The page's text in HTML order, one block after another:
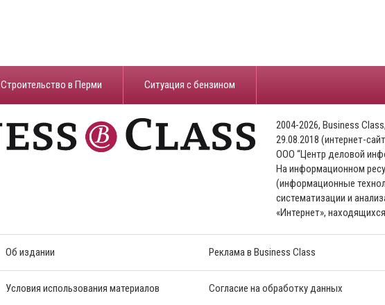
Строительство в Перми ​Ситуация с бензином
2004-2026, Business Class,
29.08.2018 (интернет-
ООО “Центр деловой
На информационном
(информационные
систематизации и
«Интернет»,
Об издании Реклама в Business Class
Условия использования материалов Согласие на обработку данных